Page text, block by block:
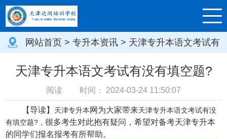
网站首页 > 专升本资讯 > 天津专升本语文考试有
没有填空题?
天津专升本语文考试有没有填空题?
阅读 时间： 2024-03-24 11:50:07
【导读】 天津专升本网 为大家带来天津专升本语文考试有没
有填空题?， 很多考生对此抱有疑问，希望对备考天津专升本
的同学们报名报考有所帮助。